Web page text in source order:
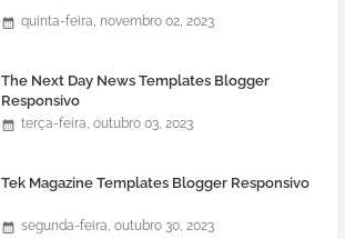
quinta-feira, novembro 02, 2023
The Next Day News Templates Blogger
Responsivo
terça-feira, outubro 03, 2023
Tek Magazine Templates Blogger Responsivo
segunda-feira, outubro 30, 2023